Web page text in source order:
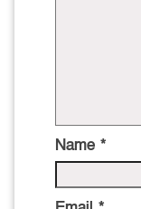
Name *